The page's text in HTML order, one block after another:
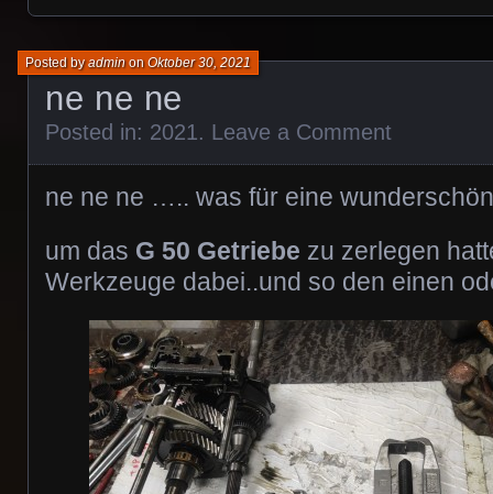
ne ne ne
Posted byadminonOktober 30, 2021
Posted in: 2021. Leave a Comment
ne ne ne ….. was für eine
um das G 50 Getriebe zu zerlegen
Werkzeuge dabei..und so den einen